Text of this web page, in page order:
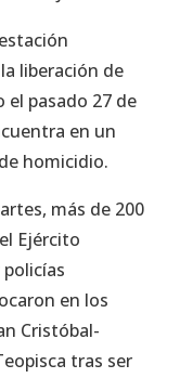
liberación de
el pasado 27 de
en un
homicidio.
más de 200
Ejército
en los
Cristóbal-
tras ser